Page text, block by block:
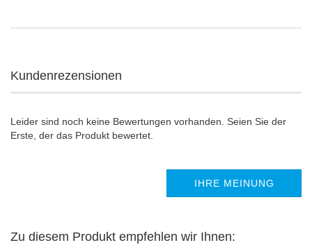
Kundenrezensionen
Leider sind noch keine Bewertungen vorhanden. Seien Sie der
Erste, der das Produkt bewertet.
IHRE MEINUNG
Zu diesem Produkt empfehlen wir Ihnen: